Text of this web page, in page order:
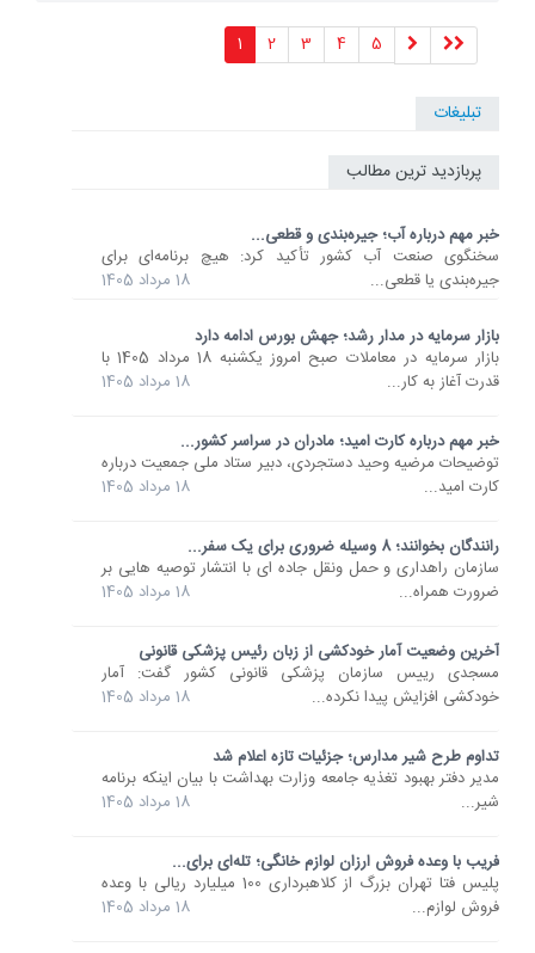
1 2 3 4 5
تبلیغات
پربازدید ترین مطالب
خبر مهم درباره آب؛ جیره‌بندی و قطعی...
سخنگوی صنعت آب کشور تأکید کرد: هیچ برنامه‌ای برای
جیره‌بندی یا قطعی...
18 مرداد 1405
بازار سرمایه در مدار رشد؛ جهش بورس ادامه دارد
بازار سرمایه در معاملات صبح امروز یکشنبه 18 مرداد 1405 با
قدرت آغاز به کار...
18 مرداد 1405
خبر مهم درباره کارت امید؛ مادران در سراسر کشور...
توضیحات مرضیه وحید دستجردی، دبیر ستاد ملی جمعیت درباره
کارت امید...
18 مرداد 1405
رانندگان بخوانند؛ 8 وسیله ضروری برای یک سفر...
سازمان راهداری و حمل ونقل جاده ای با انتشار توصیه هایی بر
ضرورت همراه...
18 مرداد 1405
آخرین وضعیت آمار خودکشی از زبان رئیس پزشکی قانونی
مسجدی رییس سازمان پزشکی قانونی کشور گفت: آمار
خودکشی افزایش پیدا نکرده...
18 مرداد 1405
تداوم طرح شیر مدارس؛ جزئیات تازه اعلام شد
مدیر دفتر بهبود تغذیه جامعه وزارت بهداشت با بیان اینکه برنامه
شیر...
18 مرداد 1405
فریب با وعده فروش ارزان لوازم خانگی؛ تله‌ای برای...
پلیس فتا تهران بزرگ از کلاهبرداری 100 میلیارد ریالی با وعده
فروش لوازم...
18 مرداد 1405